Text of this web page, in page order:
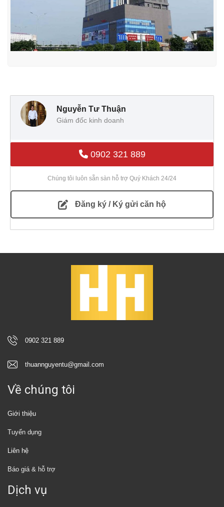
Nguyễn Tư Thuận
Giám đốc kinh doanh
0902 321 889
Chúng tôi luôn sẵn sàn hỗ trợ Quý Khách 24/24
Đăng ký / Ký gửi căn hộ
0902 321 889
thuannguyentu@gmail.com
Về chúng tôi
Giới thiệu
Tuyển dụng
Liên hệ
Báo giá & hỗ trợ
Dịch vụ